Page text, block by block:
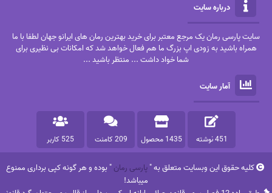
درباره سایت
سایت پارسی رمان یک مرجع معتبر برای خرید بهترین رمان های ایرانو جهان لطفا با ما
همراه باشید به زودی اپ بزرگ ما هم فعال خواهد شد که امکانات بی نظیری برای
شما خواد داشت ... منتظر باشید ...
آمار سایت
451 نوشته 1435 محصول 209 کامنت 525 کاربر
کلیه حقوق این وبسایت متعلق به "پارسی رمان" بوده و هر گونه کپی برداری ممنوع
میباشد!